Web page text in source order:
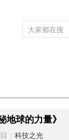
地球的力量》
： 科技之光